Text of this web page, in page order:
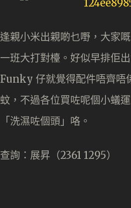
逢親小米出親啲乜嘢，大家
一班大打對檯。好似早排佢
Funky 仔就覺得配件唔齊唔
蚊，不過各位買咗呢個小蟻
「洗濕咗個頭」咯。
查詢：展昇（2361 1295）